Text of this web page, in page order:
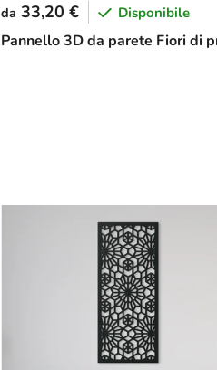
Pannello 3D da parete Fiori di
da 33,20 € Disponibile